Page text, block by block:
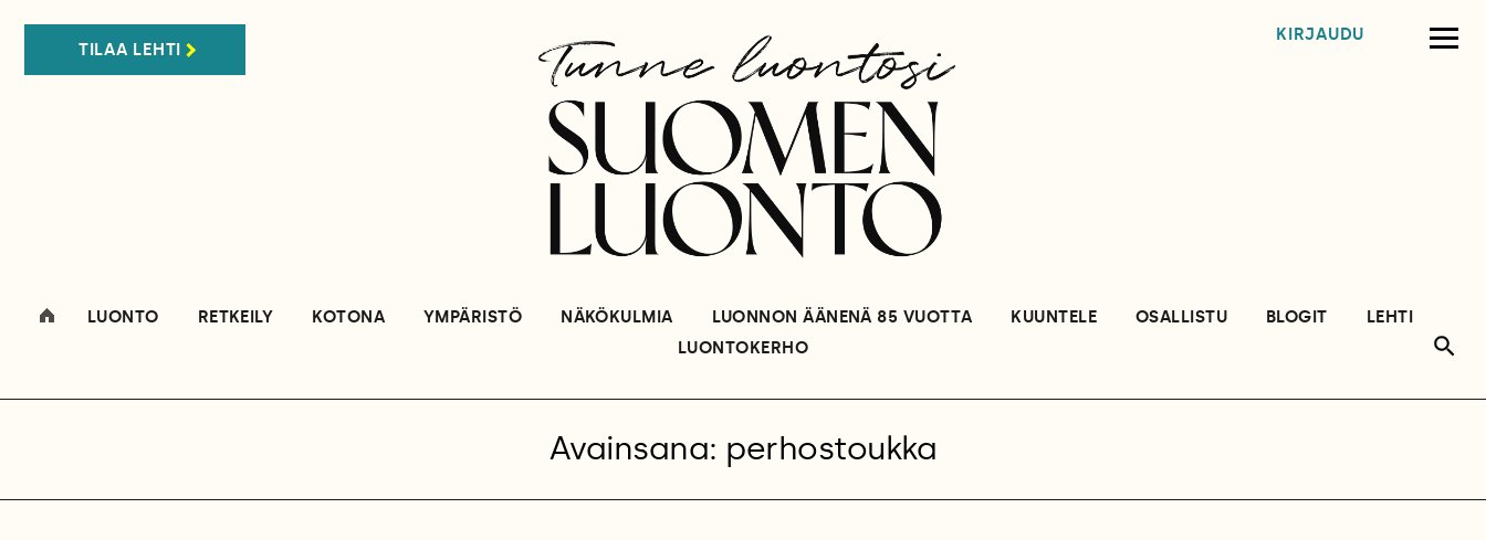
TILAA LEHTI
KIRJAUDU
LUONTO RETKEILY KOTONA YMPÄRISTÖ NÄKÖKULMIA LUONNON ÄÄNENÄ 85 VUOTTA KUUNTELE OSALLISTU BLOGIT
LEHTI
LUONTOKERHO
Avainsana: perhostoukka